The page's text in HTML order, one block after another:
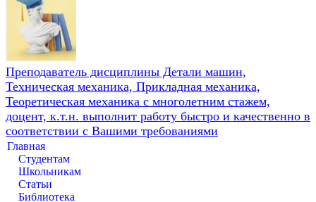
Преподаватель дисциплины Детали машин,
Техническая механика, Прикладная механика,
Теоретическая механика с многолетним стажем,
доцент, к.т.н. выполнит работу быстро и качественно в
соответствии с Вашими требованиями
Главная
Студентам
Школьникам
Статьи
Библиотека